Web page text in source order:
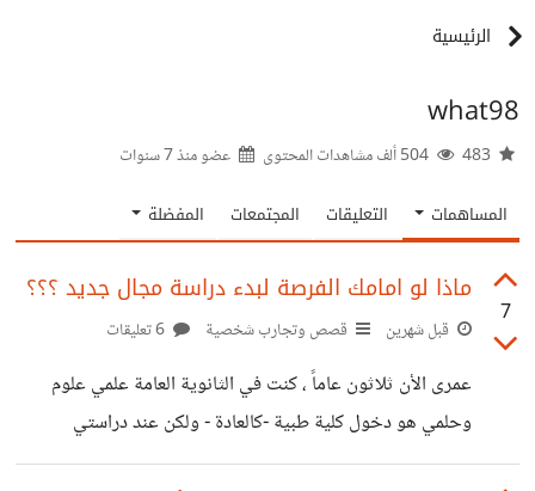
الرئيسية
what98
عضو منذ7 سنوات
المساهمات التعليقات المجتمعات المفضلة
7
ماذا لو امامك الفرصة لبدء دراسة مجال جديد ؟؟؟
قبل شهرين قصص وتجارب شخصية
عمرى الأن ثلاثون عاماً ، كنت في الثانوية العامة علمي علوم
وحلمي هو دخول كلية طبية -كالعادة - ولكن عند دراستي
للكيمياء العضوية في الثانوية العامة ، احببتها بشدة وتمنيت